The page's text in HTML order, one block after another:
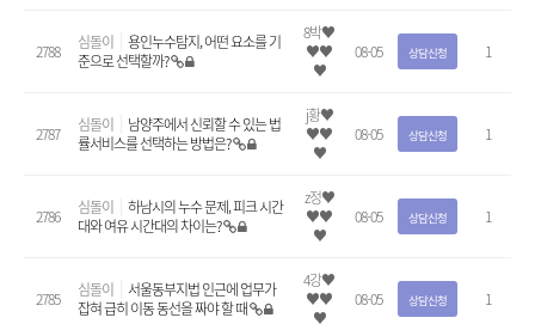
2788 심돌이
용인누수탐지, 어떤 요소를 기
준으로 선택할까?
8박♥
♥♥
♥
08-05 상담신청 1
2787 심돌이
남양주에서 신뢰할 수 있는 법
률서비스를 선택하는 방법은?
j황♥
♥♥
♥
08-05 상담신청 1
2786 심돌이
하남시의 누수 문제, 피크 시간
대와 여유 시간대의 차이는?
z정♥
♥♥
♥
08-05 상담신청 1
2785 심돌이
서울동부지법 인근에 업무가
잡혀 급히 이동 동선을 짜야 할 때
4강♥
♥♥
♥
08-05 상담신청 1